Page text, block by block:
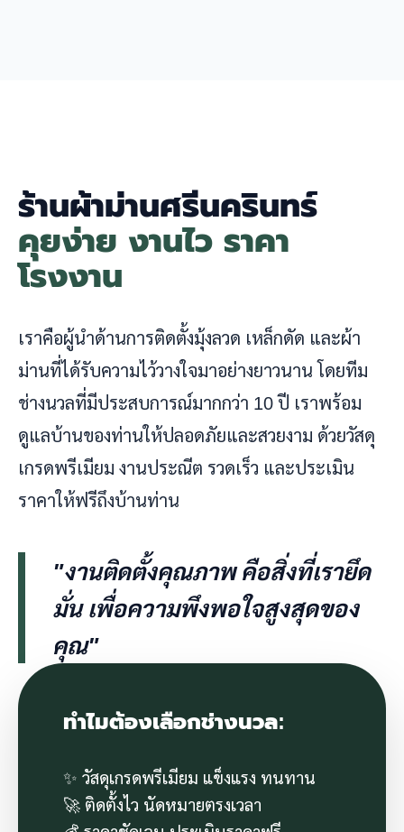
ร้านผ้าม่านศรีนครินทร์
คุยง่าย งานไว ราคา
โรงงาน
เราคือผู้นำด้านการติดตั้งมุ้งลวด เหล็กดัด และผ้า
ม่านที่ได้รับความไว้วางใจมาอย่างยาวนาน โดยทีม
ช่างนวลที่มีประสบการณ์มากกว่า 10 ปี เราพร้อม
ดูแลบ้านของท่านให้ปลอดภัยและสวยงาม ด้วยวัสดุ
เกรดพรีเมียม งานประณีต รวดเร็ว และประเมิน
ราคาให้ฟรีถึงบ้านท่าน
"งานติดตั้งคุณภาพ คือสิ่งที่เรายึด
มั่น เพื่อความพึงพอใจสูงสุดของ
คุณ"
ทำไมต้องเลือกช่างนวล:
✨ วัสดุเกรดพรีเมียม แข็งแรง ทนทาน
🚀 ติดตั้งไว นัดหมายตรงเวลา